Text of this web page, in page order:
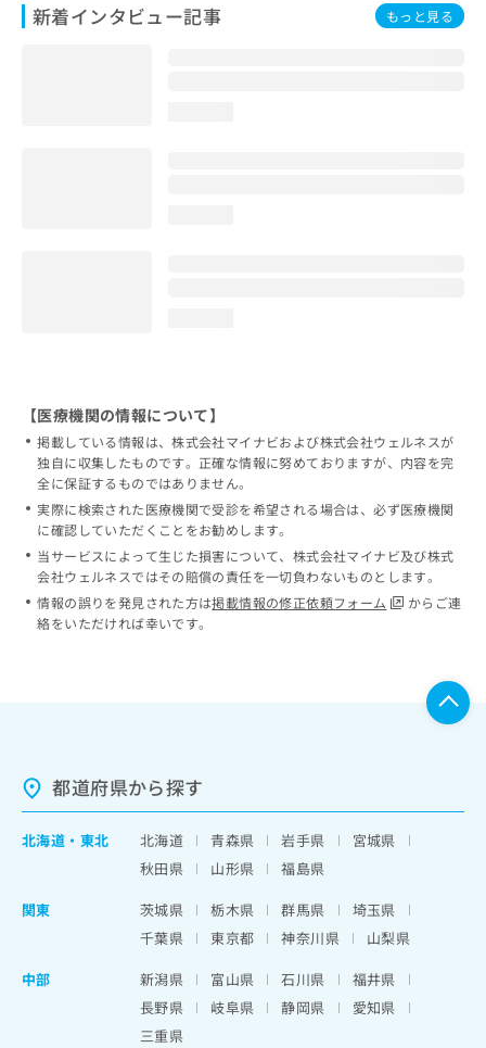
新着インタビュー記事 もっと見る
【医療機関の情報について】
掲載している情報は、株式会社マイナビおよび株式会社ウェルネスが
独自に収集したものです。正確な情報に努めておりますが、内容を完
全に保証するものではありません。
実際に検索された医療機関で受診を希望される場合は、必ず医療機関
に確認していただくことをお勧めします。
当サービスによって生じた損害について、株式会社マイナビ及び株式
会社ウェルネスではその賠償の責任を一切負わないものとします。
情報の誤りを発見された方は掲載情報の修正依頼フォーム
からご連
絡をいただければ幸いです。
都道府県から探す
北海道 ・ 東北 北海道 青森県 岩手県
宮城県
秋田県
山形県
福島県
関東
茨城県 栃木県 群馬県
埼玉県
千葉県
東京都 神奈川県
山梨県
中部
新潟県 富山県 石川県
福井県
長野県
岐阜県 静岡県
愛知県
三重県